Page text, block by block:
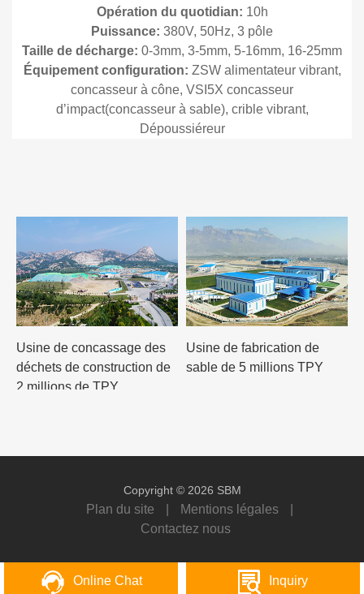
Opération du quotidian: 10h
Puissance: 380V, 50Hz, 3 pôle
Taille de décharge: 0-3mm, 3-5mm, 5-16mm, 16-25mm
Équipement configuration: ZSW alimentateur vibrant,
concasseur à cône, VSI5X concasseur
d’impact(concasseur à sable), crible vibrant,
Dépoussiéreur
Usine de concassage des
déchets de construction de
2 millions de TPY
Usine de fabrication de
sable de 5 millions TPY
Copyright © 2026 SBM
Plan du site Mentions légales
Contactez nous
Online Chat Inquiry